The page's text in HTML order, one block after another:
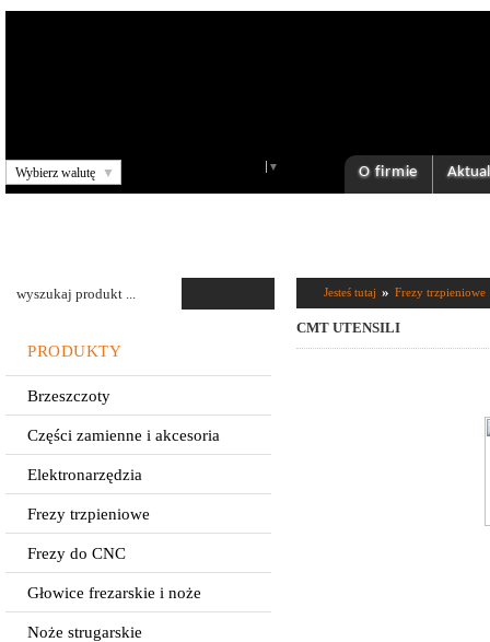
Wybierz walutę ▼ ▼ O firmie
PRODUKTY
Brzeszczoty
Części zamienne i akcesoria
Elektronarzędzia
Frezy trzpieniowe
Frezy do CNC
Głowice frezarskie i noże
Noże strugarskie
Jesteś tutaj » Frezy trzpieniowe
CMT UTENSILI